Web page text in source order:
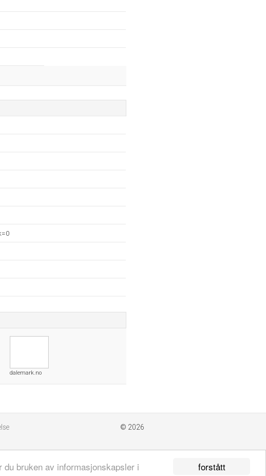
forstått
bruken av informasjonskapsler i
dalemark.no
© 2026